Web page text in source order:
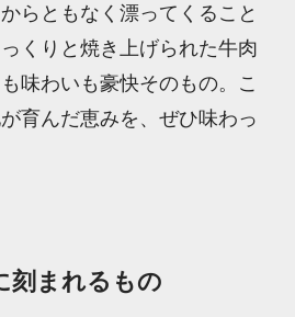
らともなく漂ってくること
くりと焼き上げられた牛肉
味わいも豪快そのもの。こ
育んだ恵みを、ぜひ味わっ
刻まれるもの